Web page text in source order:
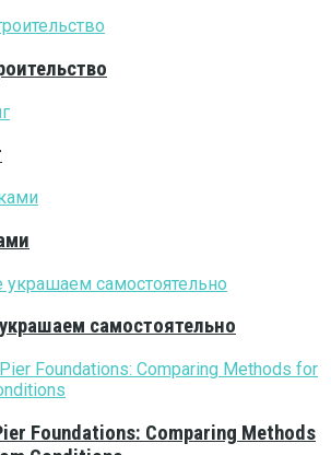
самостоятельно
Foundations: Comparing Methods